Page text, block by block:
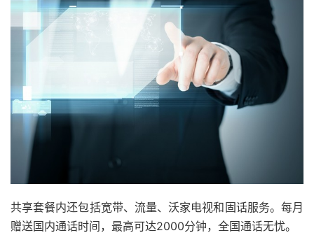
共享套餐内还包括宽带、流量、沃家电视和固话服务。每月
赠送国内通话时间，最高可达2000分钟，全国通话无忧。